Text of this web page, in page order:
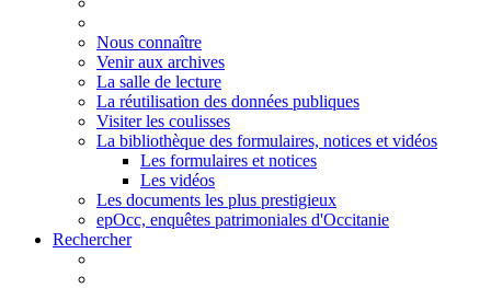
Nous connaître
Venir aux archives
La salle de lecture
La réutilisation des données publiques
Visiter les coulisses
La bibliothèque des formulaires, notices et vidéos
Les formulaires et notices
Les vidéos
Les documents les plus prestigieux
epOcc, enquêtes patrimoniales d'Occitanie
Rechercher